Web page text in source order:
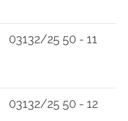
03132/25 50 - 11
03132/25 50 - 12